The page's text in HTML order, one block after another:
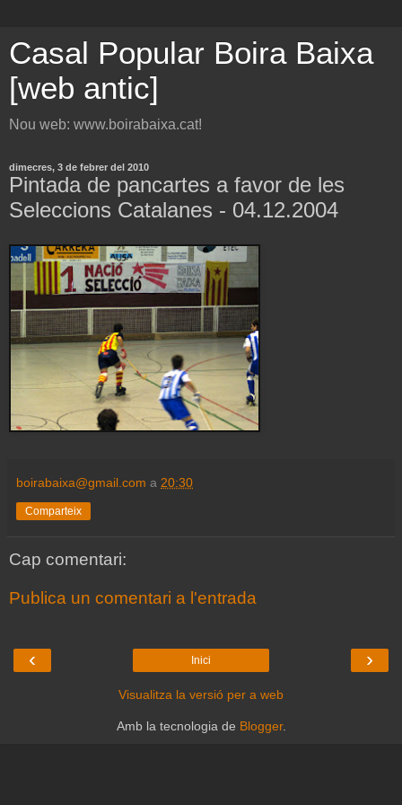
Casal Popular Boira Baixa
[web antic]
Nou web: www.boirabaixa.cat!
dimecres, 3 de febrer del 2010
Pintada de pancartes a favor de les
Seleccions Catalanes - 04.12.2004
boirabaixa@gmail.com a 20:30
Comparteix
Cap comentari:
Publica un comentari a l'entrada
‹ ›
Inici
Visualitza la versió per a web
Amb la tecnologia de Blogger.